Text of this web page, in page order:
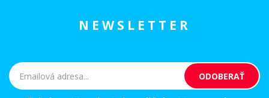
NEWSLETTER